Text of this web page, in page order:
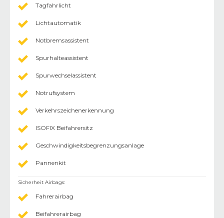
Tagfahrlicht
Lichtautomatik
Notbremsassistent
Spurhalteassistent
Spurwechselassistent
Notrufsystem
Verkehrszeichenerkennung
ISOFIX Beifahrersitz
Geschwindigkeitsbegrenzungsanlage
Pannenkit
Sicherheit Airbags:
Fahrerairbag
Beifahrerairbag